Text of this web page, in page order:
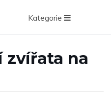
Kategorie
zvířata na